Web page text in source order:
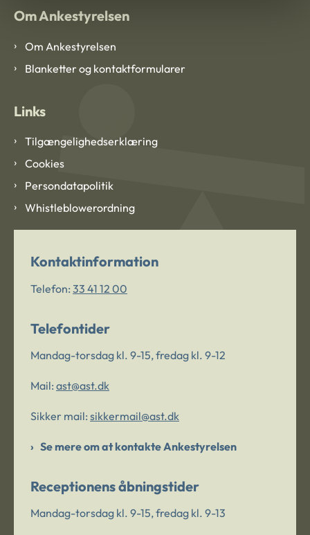
Om Ankestyrelsen
Om Ankestyrelsen
Blanketter og kontaktformularer
Links
Tilgængelighedserklæring
Cookies
Persondatapolitik
Whistleblowerordning
Kontaktinformation
Telefon: 33 41 12 00
Telefontider
Mandag-torsdag kl. 9-15, fredag kl. 9-12
Mail: ast@ast.dk
Sikker mail: sikkermail@ast.dk
Se mere om at kontakte Ankestyrelsen
Receptionens åbningstider
Mandag-torsdag kl. 9-15, fredag kl. 9-13